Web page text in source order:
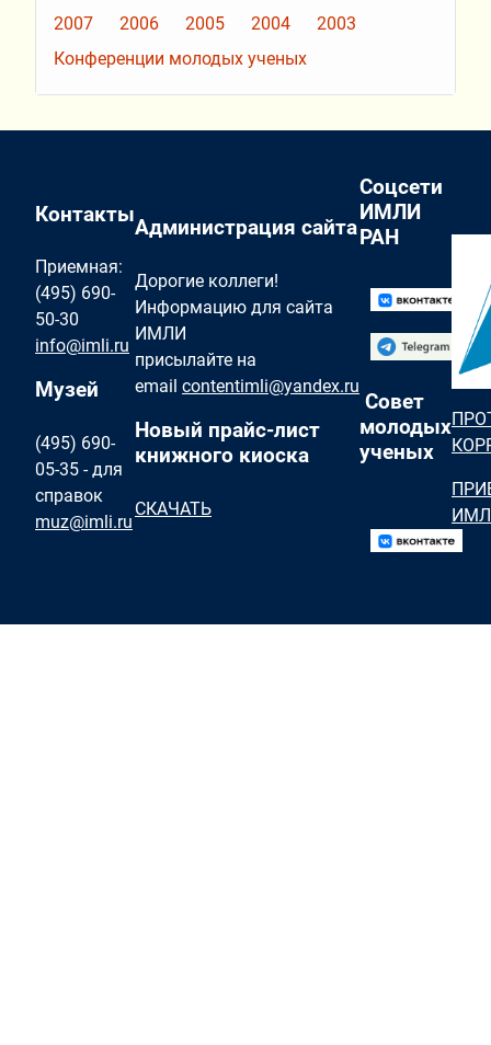
2007
2006 2005 2004
2003
Конференции молодых ученых
Контакты
Приемная:
(495) 690-
50-30
info@imli.ru
Музей
(495) 690-
05-35 - для
справок
muz@imli.ru
Администрация сайта
Дорогие коллеги!
Информацию для сайта
ИМЛИ
присылайте на
email contentimli@yandex.ru
Новый прайс-лист
книжного киоска
СКАЧАТЬ
Соцсети
ИМЛИ
РАН
Совет
молодых
ученых